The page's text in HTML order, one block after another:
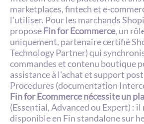
marketplaces, fintech et e-
l'utiliser. Pour les marchands
propose Fin for Ecommerce, un
uniquement, partenaire certifié
Technology Partner) qui
commandes et contenu boutique
assistance à l'achat et support
Fin for Ecommerce nécessite un
(Essential, Advanced ou Expert) : il
disponible en Fin standalone sur